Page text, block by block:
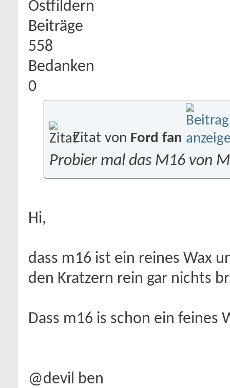
Ostfildern
Beiträge
558
Bedanken
0
Zitat von Ford fan
Probier mal das M16 von
Hi,
dass m16 ist ein reines Wax
den Kratzern rein gar nichts
Dass m16 is schon ein feines
@devil ben